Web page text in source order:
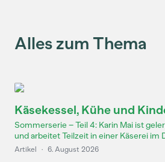
Alles zum Thema
Käsekessel, Kühe und
Sommerserie – Teil 4: Karin Mai ist
und arbeitet Teilzeit in einer Käserei im
Artikel · 6. August 2026